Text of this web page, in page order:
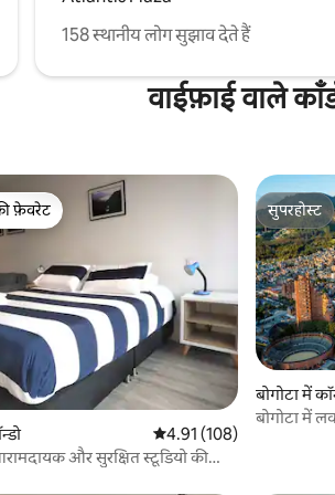
158 स्थानीय लोग सुझाव देते हैं
वाईफ़ाई वाले
फ़ेवरेट
फ़ेवरेट
औसत रेटिंग 5 में से 4.91, 108
4.91 (108)
और सुरक्षित स्टूडियो की
सुपरहोस्ट
सुपरहोस्ट
बोगोटा में